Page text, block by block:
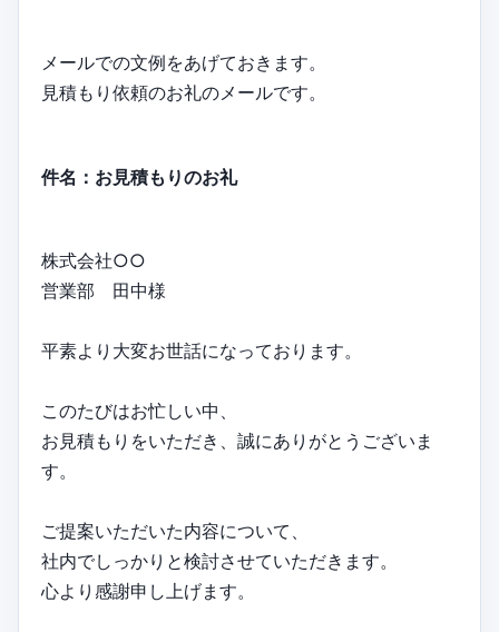
メールでの文例をあげておきます。
見積もり依頼のお礼のメールです。
件名：お見積もりのお礼
株式会社○○
営業部 田中様
平素より大変お世話になっております。
このたびはお忙しい中、
お見積もりをいただき、誠にありがとうございま
す。
ご提案いただいた内容について、
社内でしっかりと検討させていただきます。
心より感謝申し上げます。